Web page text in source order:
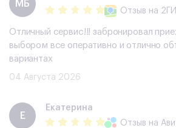
МБ
Отзыв на
Отличный сервис!!! забронировал
выбором все оперативно и отлично
вариантах
04 Августа 2026
Е
Екатерина
Отзыв на